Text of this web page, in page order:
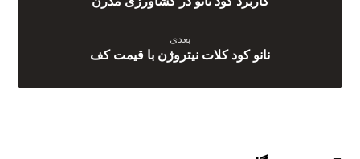
بعدی
نانو کود کلات نیتروژن با قیمت کف